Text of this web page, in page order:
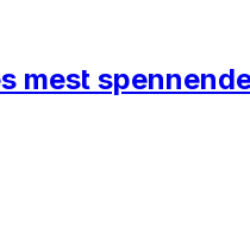
mest